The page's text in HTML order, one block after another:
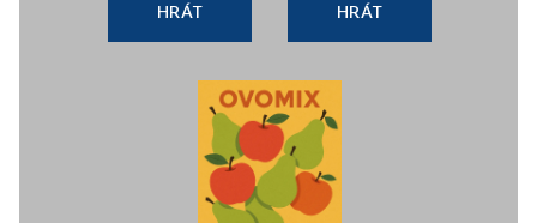
HRÁT HRÁT